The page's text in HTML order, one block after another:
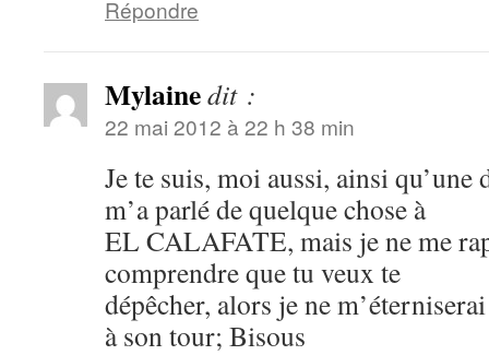
Répondre
Mylainedit :
22 mai 2012 à 22 h 38 min
Je te suis, moi aussi, ainsi qu’une
m’a parlé de quelque chose à
EL CALAFATE, mais je ne me
comprendre que tu veux te
dépêcher, alors je ne
à son tour; Bisous